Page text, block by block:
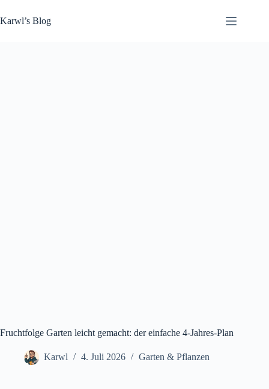
Inhalt
springen
Karwl’s Blog
Fruchtfolge Garten leicht gemacht: der einfache 4-Jahres-Plan
Karwl 4. Juli 2026 Garten & Pflanzen